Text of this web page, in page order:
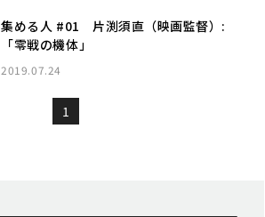
集める人 #01 片渕須直（映画監督）:
「零戦の機体」
2019.07.24
1